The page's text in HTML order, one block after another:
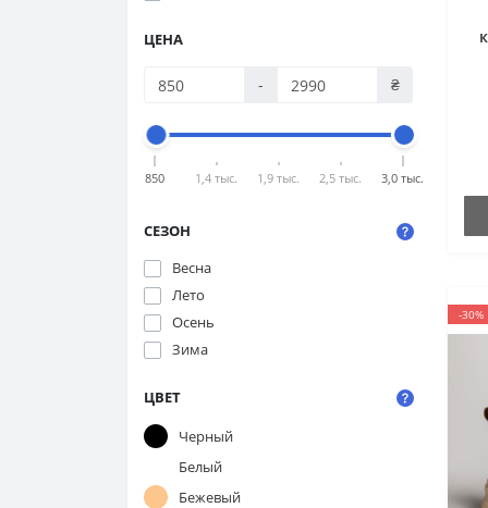
ЦЕНА
- ₴
850 1,4 тыс. 1,9 тыс. 2,5 тыс. 3,0 тыс.
СЕЗОН
Весна
Лето
Осень
Зима
ЦВЕТ
Черный
Белый
Бежевый
-30%